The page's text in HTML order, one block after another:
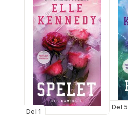
Del 1
Del 5